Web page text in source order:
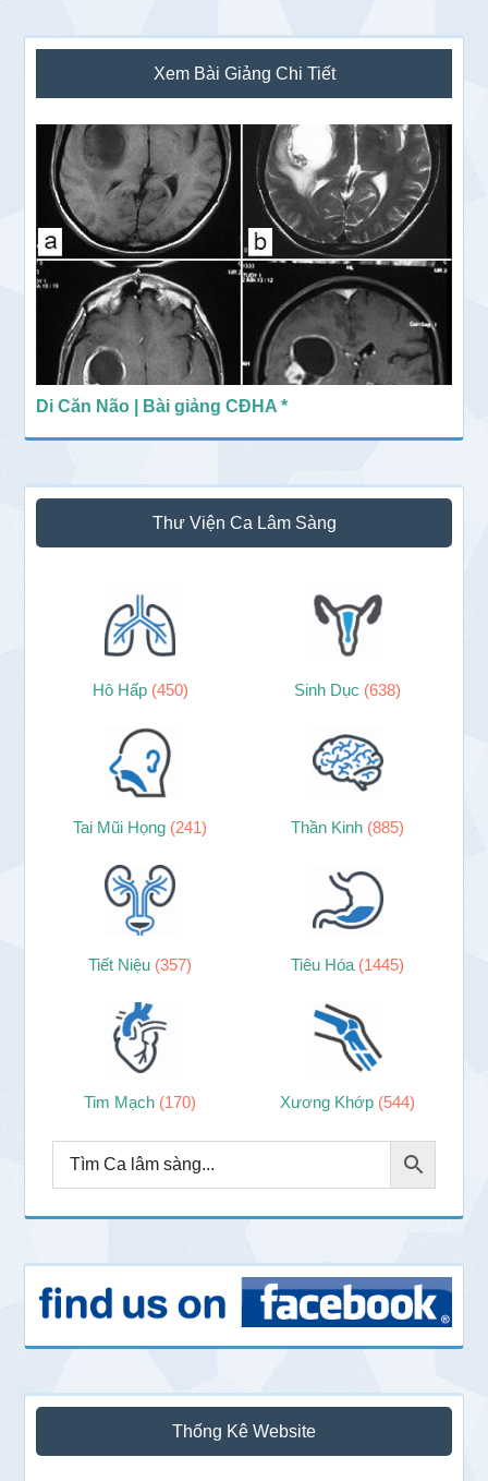
Sidebar
chính
Xem Bài Giảng Chi Tiết
Di Căn Não | Bài giảng CĐHA *
Thư Viện Ca Lâm Sàng
Hô Hấp (450) Sinh Dục (638)
Tai Mũi Họng (241) Thần Kinh (885)
Tiết Niệu (357) Tiêu Hóa (1445)
Tim Mạch (170) Xương Khớp (544)
Thống Kê Website